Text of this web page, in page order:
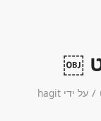
￼
/ על ידי hagit